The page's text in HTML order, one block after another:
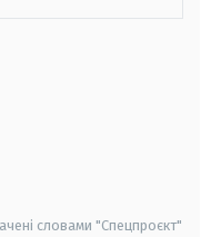
словами "Спецпроєкт"